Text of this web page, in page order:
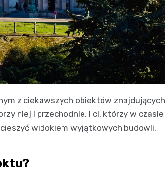
z ciekawszych obiektów znajdujących
niej i przechodnie, i ci, którzy w czasie
widokiem wyjątkowych budowli.